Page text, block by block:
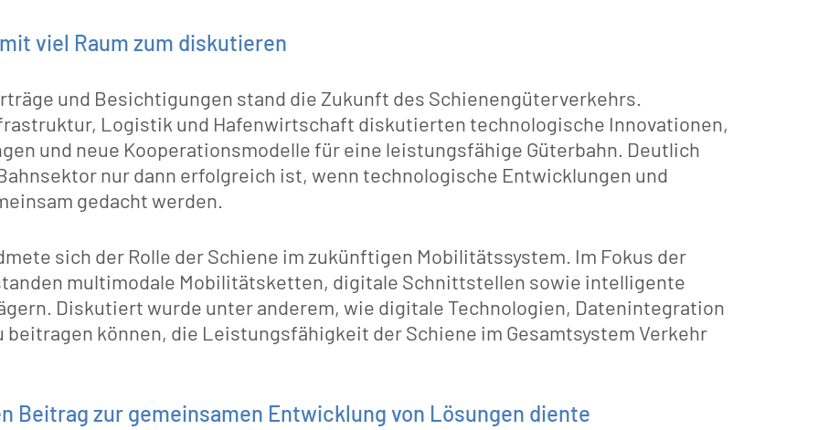
viel Raum zum diskutieren
und Besichtigungen stand die Zukunft des Schienengüterverkehrs.
Logistik und Hafenwirtschaft diskutierten technologische Innovationen,
und neue Kooperationsmodelle für eine leistungsfähige Güterbahn. Deutlich
nur dann erfolgreich ist, wenn technologische Entwicklungen und
gedacht werden.
sich der Rolle der Schiene im zukünftigen Mobilitätssystem. Im Fokus der
multimodale Mobilitätsketten, digitale Schnittstellen sowie intelligente
Diskutiert wurde unter anderem, wie digitale Technologien, Datenintegration
können, die Leistungsfähigkeit der Schiene im Gesamtsystem Verkehr
Beitrag zur gemeinsamen Entwicklung von Lösungen diente